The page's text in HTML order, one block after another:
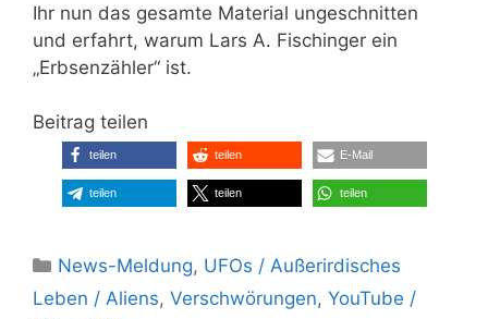
Ihr nun das gesamte Material ungeschnitten
und erfahrt, warum Lars A. Fischinger ein
„Erbsenzähler“ ist.
Beitrag teilen
teilen teilen E-Mail
teilen teilen teilen
Kategorien
News-Meldung, UFOs / Außerirdisches
Leben / Aliens, Verschwörungen, YouTube /